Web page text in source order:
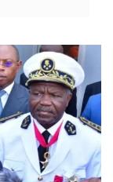
Bénin :
Aliko